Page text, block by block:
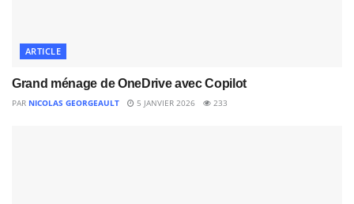
ARTICLE
Grand ménage de OneDrive avec Copilot
PAR NICOLAS GEORGEAULT 5 JANVIER 2026 233